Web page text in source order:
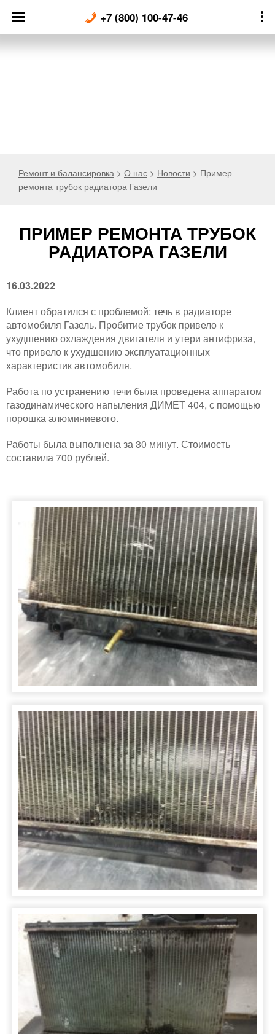
content
+7 (800) 100-47-46
Ремонт и балансировка > О нас > Новости > Пример
ремонта трубок радиатора Газели
ПРИМЕР РЕМОНТА ТРУБОК
РАДИАТОРА ГАЗЕЛИ
16.03.2022
Клиент обратился с проблемой: течь в радиаторе
автомобиля Газель. Пробитие трубок привело к
ухудшению охлаждения двигателя и утери антифриза,
что привело к ухудшению эксплуатационных
характеристик автомобиля.
Работа по устранению течи была проведена аппаратом
газодинамического напыления ДИМЕТ 404, с помощью
порошка алюминиевого.
Работы была выполнена за 30 минут. Стоимость
составила 700 рублей.